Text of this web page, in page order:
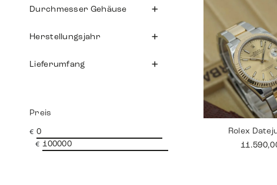
Durchmesser Gehäuse
Herstellungsjahr
Lieferumfang
Preis
€
€
Rolex